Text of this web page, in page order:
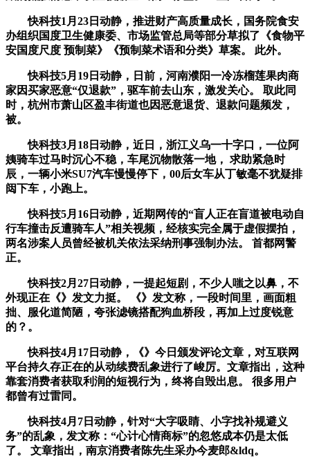
快科技1月23日动静，推进财产高质量成长，国务院食安
办组织国度卫生健康委、市场监管总局等部分草拟了《食物平
安国度尺度 预制菜》《预制菜术语和分类》草案。 此外。
快科技5月19日动静，日前，河南濮阳一冷冻榴莲果肉商
家因买家恶意“仅退款”，驱车前去山东，激发关心。 取此同
时，杭州市萧山区盈丰街道也因恶意退货、退款问题频发，
被。
快科技3月18日动静，近日，浙江义乌一十字口，一位阿
姨骑车过马时沉心不稳，车尾沉物散落一地， 求助紧急时
辰，一辆小米SU7汽车慢慢停下，00后女车从丁敏毫不犹疑排
闼下车，小跑上。
快科技5月16日动静，近期网传的“盲人正在盲道被电动自
行车撞击反遭骑车人”相关视频，经核实完全属于虚假摆拍，
两名涉案人员曾经被机关依法采纳刑事强制办法。 首都网警
正。
快科技2月27日动静，一提起短剧，不少人嗤之以鼻，不
外现正在《》发文力挺。 《》发文称，一段时间里，画面粗
拙、服化道简陋，夸张滤镜搭配狗血桥段，再加上过度锐意
的？。
快科技4月17日动静，《》今日颁发评论文章，对互联网
平台持久存正在的从动续费乱象进行了峻厉。文章指出，这种
靠套消费者获取利润的短视行为，终将自毁出息。 很多用户
都曾有过雷同。
快科技4月7日动静，针对“大字吸睛、小字找补规避义
务”的乱象，发文称：“心计心情商标”的忽悠成本仍是太低
了。 文章指出，南京消费者陈先生采办今麦郎&ldq。